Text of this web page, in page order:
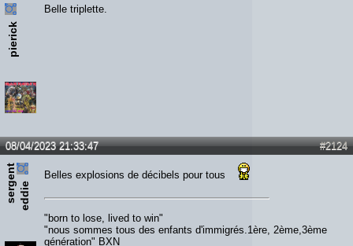
pierick
Belle triplette.
#2124
08/04/2023 21:33:47
s
e
rg
e
n
t
e
d
d
ie
Belles explosions de décibels pour tous
"born to lose, lived to win"
"nous sommes tous des enfants d'immigrés.1ère, 2ème,3ème
génération" BXN